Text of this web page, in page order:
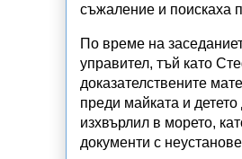
съжаление и поискаха
По време на
управител, тъй като
доказателствените
преди майката и
изхвърлил в морето,
документи с